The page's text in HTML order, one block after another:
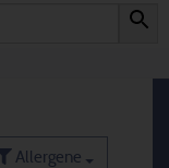
Allergene